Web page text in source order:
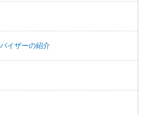
イザーの紹介